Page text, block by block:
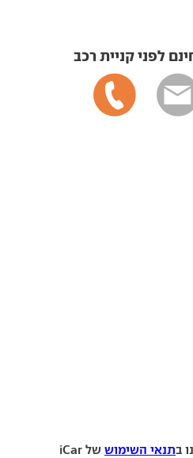
לפני קניית רכב
בתנאי השימוש של iCar